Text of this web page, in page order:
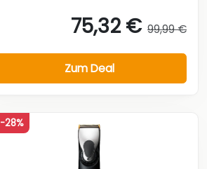
75,32 € 99,99 €
Zum Deal
-28%